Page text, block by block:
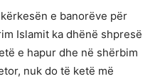
e banorëve për
Islamit ka dhënë shpresë
e hapur dhe në shërbim
nuk do të ketë më